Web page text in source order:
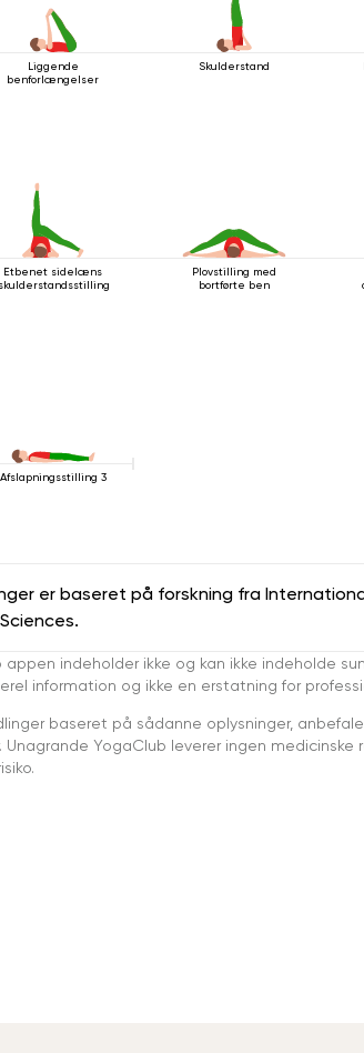
Liggende
benforlængelser
Skulderstand
Etbenet sidelæns
skulderstandsstilling
Plovstilling med
bortførte ben
Afslapningsstilling 3
er baseret på forskning fra
appen indeholder ikke og kan ikke indeholde
information og ikke en erstatning for
baseret på sådanne oplysninger,
Unagrande YogaClub leverer ingen medicinske